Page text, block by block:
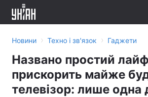
Новини › Техно і зв'язок › Гаджети
Названо простий
прискорить майже
телевізор: лише одна